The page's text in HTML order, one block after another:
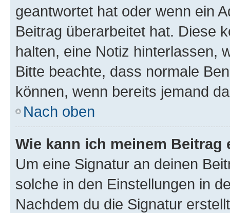
geantwortet hat oder wenn ein
Beitrag überarbeitet hat. Diese
halten, eine Notiz hinterlassen,
Bitte beachte, dass normale
können, wenn bereits jemand
Nach oben
Wie kann ich meinem
Um eine Signatur an deinen
solche in den Einstellungen in
Nachdem du die Signatur